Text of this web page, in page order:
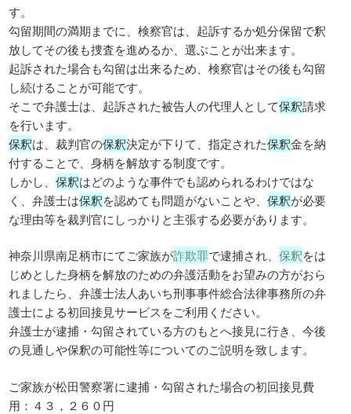
す。
勾留期間の満期までに、検察官は、起訴するか処分保留で釈
放してその後も捜査を進めるか、選ぶことが出来ます。
起訴された場合も勾留は出来るため、検察官はその後も勾留
し続けることが可能です。
そこで弁護士は、起訴された被告人の代理人として保釈請求
を行います。
保釈は、裁判官の保釈決定が下りて、指定された保釈金を納
付することで、身柄を解放する制度です。
しかし、保釈はどのような事件でも認められるわけではな
く、弁護士は保釈を認めても問題がないことや、保釈が必要
な理由等を裁判官にしっかりと主張する必要があります。
神奈川県南足柄市にてご家族が詐欺罪で逮捕され、保釈をは
じめとした身柄を解放のための弁護活動をお望みの方がおら
れましたら、弁護士法人あいち刑事事件総合法律事務所の弁
護士による初回接見サービスをご利用ください。
弁護士が逮捕・勾留されている方のもとへ接見に行き、今後
の見通しや保釈の可能性等についてのご説明を致します。
ご家族が松田警察署に逮捕・勾留された場合の初回接見費
用：４３，２６０円